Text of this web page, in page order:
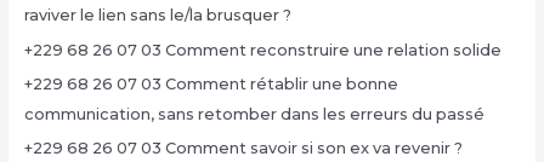
raviver le lien sans le/la brusquer ?
+229 68 26 07 03 Comment reconstruire une relation solide
+229 68 26 07 03 Comment rétablir une bonne
communication, sans retomber dans les erreurs du passé
+229 68 26 07 03 Comment savoir si son ex va revenir ?